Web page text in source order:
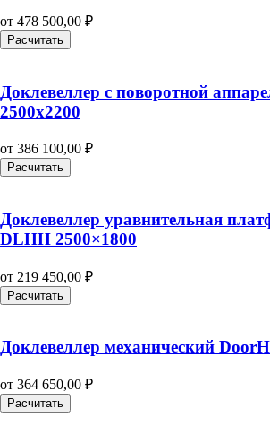
от 478 500,00 ₽
Расчитать
Доклевеллер с поворотной
2500х2200
от 386 100,00 ₽
Расчитать
Доклевеллер уравнительная
DLHH 2500×1800
от 219 450,00 ₽
Расчитать
Доклевеллер механический
от 364 650,00 ₽
Расчитать